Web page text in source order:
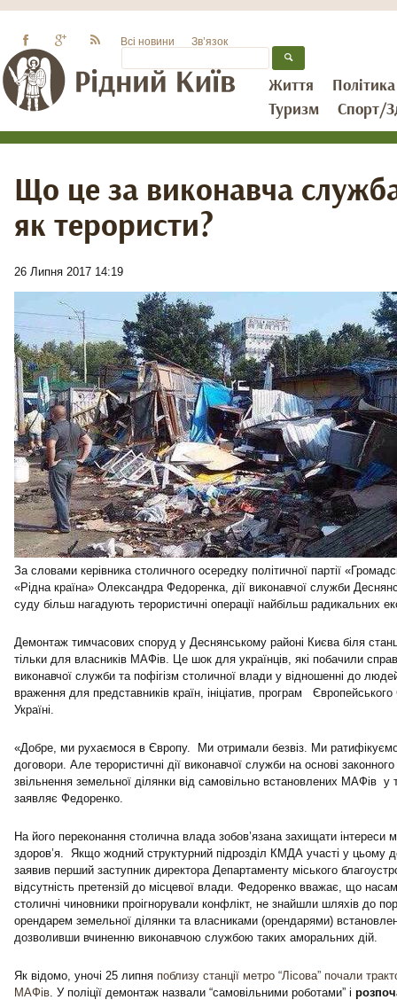
Життя
Політика
Туризм
Спорт/
Всі новини Зв’язок
Що це за виконавча
як терористи?
26 Липня 2017 14:19
За словами керівника столичного осередку політичної партії
«Рідна країна» Олександра Федоренка, дії виконавчої служби
суду більш нагадують терористичні операції найбільш радикальних
Демонтаж тимчасових споруд у Деснянському районі Києва біля
тільки для власників МАФів. Це шок для українців, які побачили
виконавчої служби та пофігізм столичної влади у відношенні до
враження для представників країн, ініціатив, програм
Україні.
«Добре, ми рухаємося в Європу. Ми отримали безвіз. Ми
договори. Але терористичні дії виконавчої служби на основі
звільнення земельної ділянки від самовільно встановлених МАФів у
заявляє Федоренко.
На його переконання столична влада зобов’язана захищати інтереси
здоров’я. Якщо жодний структурний підрозділ КМДА участі у цьому
заявив перший заступник директора Департаменту міського
відсутність претензій до місцевої влади. Федоренко вважає, що
столичні чиновники проігнорували конфлікт, не знайшли шляхів до
орендарем земельної ділянки та власниками (орендарями)
дозволивши вчиненню виконавчою службою таких аморальних дій.
Як відомо, уночі 25 липня поблизу станції метро “Лісова” почали
МАФів. У поліції демонтаж назвали “самовільними роботами” і